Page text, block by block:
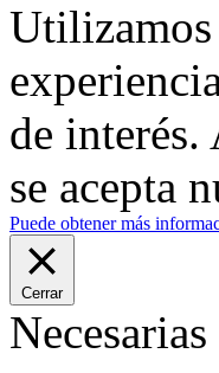
Utilizamos
de interés.
se acepta
Puede obtener más
Cerrar
Necesarias